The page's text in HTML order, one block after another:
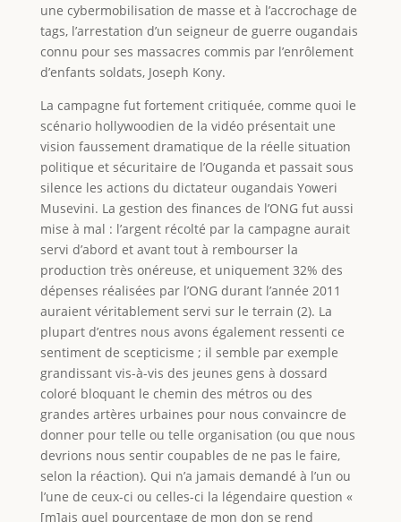
une cybermobilisation de masse et à l’accrochage de
tags, l’arrestation d’un seigneur de guerre ougandais
connu pour ses massacres commis par l’enrôlement
d’enfants soldats, Joseph Kony.
La campagne fut fortement critiquée, comme quoi le
scénario hollywoodien de la vidéo présentait une
vision faussement dramatique de la réelle situation
politique et sécuritaire de l’Ouganda et passait sous
silence les actions du dictateur ougandais Yoweri
Musevini. La gestion des finances de l’ONG fut aussi
mise à mal : l’argent récolté par la campagne aurait
servi d’abord et avant tout à rembourser la
production très onéreuse, et uniquement 32% des
dépenses réalisées par l’ONG durant l’année 2011
auraient véritablement servi sur le terrain (2). La
plupart d’entres nous avons également ressenti ce
sentiment de scepticisme ; il semble par exemple
grandissant vis-à-vis des jeunes gens à dossard
coloré bloquant le chemin des métros ou des
grandes artères urbaines pour nous convaincre de
donner pour telle ou telle organisation (ou que nous
devrions nous sentir coupables de ne pas le faire,
selon la réaction). Qui n’a jamais demandé à l’un ou
l’une de ceux-ci ou celles-ci la légendaire question «
[m]ais quel pourcentage de mon don se rend